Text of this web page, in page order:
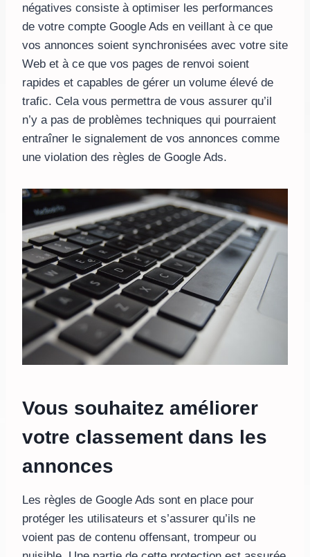
négatives consiste à optimiser les performances
de votre compte Google Ads en veillant à ce que
vos annonces soient synchronisées avec votre site
Web et à ce que vos pages de renvoi soient
rapides et capables de gérer un volume élevé de
trafic. Cela vous permettra de vous assurer qu’il
n’y a pas de problèmes techniques qui pourraient
entraîner le signalement de vos annonces comme
une violation des règles de Google Ads.
Vous souhaitez améliorer
votre classement dans les
annonces
Les règles de Google Ads sont en place pour
protéger les utilisateurs et s’assurer qu’ils ne
voient pas de contenu offensant, trompeur ou